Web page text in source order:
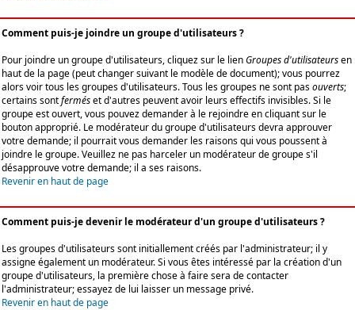
Comment puis-je joindre un groupe d'utilisateurs ?
Pour joindre un groupe d'utilisateurs, cliquez sur le lienGroupes d'utilisateursen
haut de la page (peut changer suivant le modèle de document); vous pourrez
alors voir tous les groupes d'utilisateurs. Tous les groupes ne sont pasouverts;
certains sontferméset d'autres peuvent avoir leurs effectifs invisibles. Si le
groupe est ouvert, vous pouvez demander à le rejoindre en cliquant sur le
bouton approprié. Le modérateur du groupe d'utilisateurs devra approuver
votre demande; il pourrait vous demander les raisons qui vous poussent à
joindre le groupe. Veuillez ne pas harceler un modérateur de groupe s'il
désapprouve votre demande; il a ses raisons.
Revenir en haut de page
Comment puis-je devenir le modérateur d'un groupe d'utilisateurs ?
Les groupes d'utilisateurs sont initiallement créés par l'administrateur; il y
assigne également un modérateur. Si vous êtes intéressé par la création d'un
groupe d'utilisateurs, la première chose à faire sera de contacter
l'administrateur; essayez de lui laisser un message privé.
Revenir en haut de page